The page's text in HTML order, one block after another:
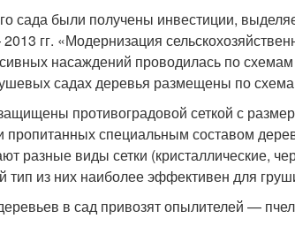
сада были получены инвестиции,
гг. «Модернизация
насаждений проводилась по
садах деревья размещены по
противоградовой сеткой с
пропитанных специальным составом
разные виды сетки (кристаллические,
тип из них наиболее эффективен для
в сад привозят опылителей —